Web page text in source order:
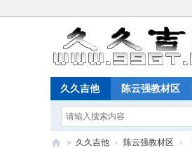
久久吉他 陈云强教材区
» 久久吉他 › 陈云强教材区 ›